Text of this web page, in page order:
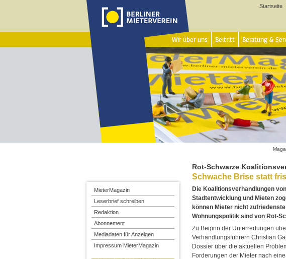
Startseite
Wir über uns Beitritt Beratung &
Rot-Schwarze
Schwache Brise statt
Die Koalitionsverhandlungen
Stadtentwicklung und Mieten
können Mieter nicht
Wohnungspolitik sind von Rot-
Zu Beginn der Unterredungen
Verhandlungsführern Christian
Dossier über die aktuellen
Forderungen der Mieter nach
MieterMagazin
Leserbrief schreiben
Redaktion
Abonnement
Mediadaten für Anzeigen
Impressum MieterMagazin